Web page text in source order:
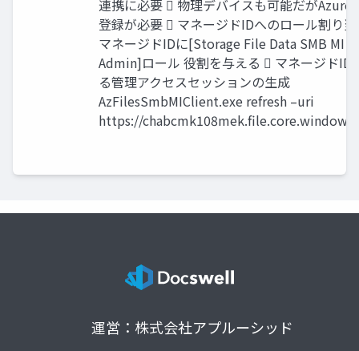
連携に必要  物理デバイスも可能だがAzure
登録が必要  マネージドIDへのロール割り
マネージドIDに[Storage File Data SMB MI
Admin]ロール 役割を与える  マネージドID
る管理アクセスセッションの生成
AzFilesSmbMIClient.exe refresh –uri
https://
運営：株式会社アプルーシッド